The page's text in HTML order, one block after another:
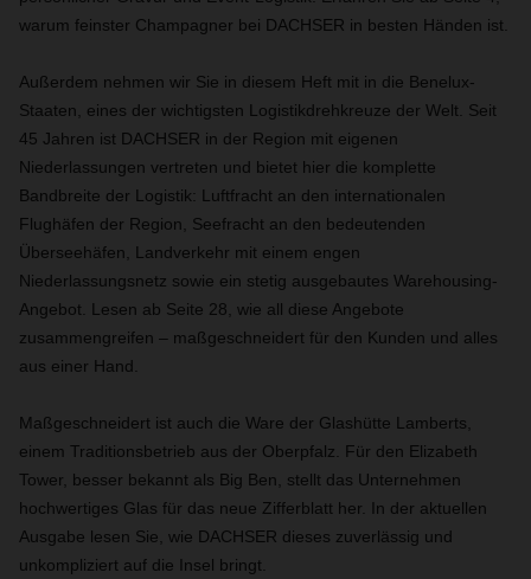
warum feinster Champagner bei DACHSER in besten Händen ist.
Außerdem nehmen wir Sie in diesem Heft mit in die Benelux-
Staaten, eines der wichtigsten Logistikdrehkreuze der Welt. Seit
45 Jahren ist DACHSER in der Region mit eigenen
Niederlassungen vertreten und bietet hier die komplette
Bandbreite der Logistik: Luftfracht an den internationalen
Flughäfen der Region, Seefracht an den bedeutenden
Überseehäfen, Landverkehr mit einem engen
Niederlassungsnetz sowie ein stetig ausgebautes Warehousing-
Angebot. Lesen ab Seite 28, wie all diese Angebote
zusammengreifen – maßgeschneidert für den Kunden und alles
aus einer Hand.
Maßgeschneidert ist auch die Ware der Glashütte Lamberts,
einem Traditionsbetrieb aus der Oberpfalz. Für den Elizabeth
Tower, besser bekannt als Big Ben, stellt das Unternehmen
hochwertiges Glas für das neue Zifferblatt her. In der aktuellen
Ausgabe lesen Sie, wie DACHSER dieses zuverlässig und
unkompliziert auf die Insel bringt.